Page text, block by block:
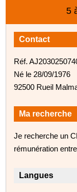
5
Contact
Réf.
Né le 28/09/1976
92500 Rueil
Ma recherche
Je recherche un
rémunération
Langues